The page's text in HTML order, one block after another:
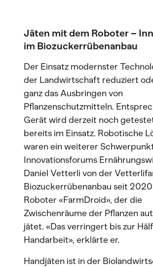
Jäten mit dem Roboter –
im Biozuckerrübenanbau
Der Einsatz modernster
der Landwirtschaft reduziert
ganz das Ausbringen von
Pflanzenschutzmitteln.
Gerät wird derzeit noch
bereits im Einsatz. Robotische
waren ein weiterer
Innovationsforums
Daniel Vetterli von der
Biozuckerrübenanbau seit
Roboter «FarmDroid», der die
Zwischenräume der Pflanzen
jätet. «Das verringert bis zur
Handarbeit», erklärte er.
Handjäten ist in der